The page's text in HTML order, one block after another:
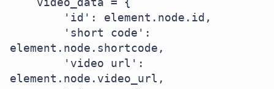
element.node.shortcode,
element.node.video_url,